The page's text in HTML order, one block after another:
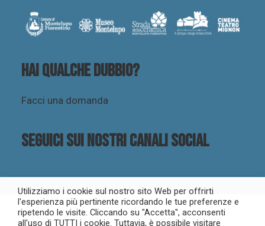
Hai qualche dubbio?
Facci una domanda
Seguici sui nostri canali social
Utilizziamo i cookie sul nostro sito Web per offrirti
l'esperienza più pertinente ricordando le tue preferenze e
ripetendo le visite. Cliccando su "Accetta", acconsenti
all'uso di TUTTI i cookie. Tuttavia, è possibile visitare